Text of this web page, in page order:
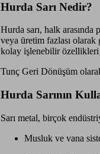
Hurda Sarı Nedir?
Hurda sarı, halk
veya üretim fazlası olarak
kolay işlenebilir özellikleri
Tunç Geri Dönüşüm
Hurda Sarının
Sarı metal, birçok
Musluk ve vana